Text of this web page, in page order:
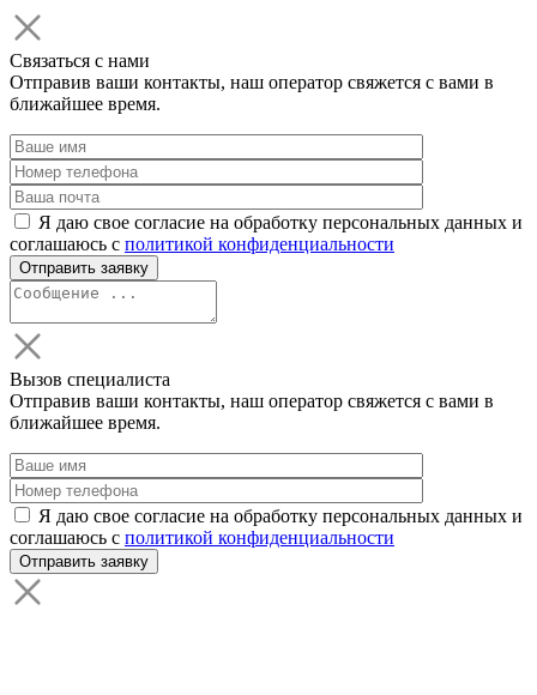
Связаться с нами
Отправив ваши контакты, наш оператор свяжется с вами в
ближайшее время.
Я даю свое согласие на обработку персональных данных и
соглашаюсь с политикой конфиденциальности
Вызов специалиста
Отправив ваши контакты, наш оператор свяжется с вами в
ближайшее время.
Я даю свое согласие на обработку персональных данных и
соглашаюсь с политикой конфиденциальности